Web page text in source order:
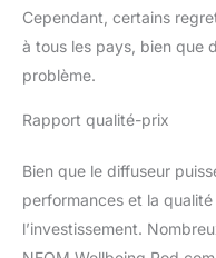
dépassant pas le
d'ajouter 5 à 10
d'huiles
En appuyant sur
parfumée sans
bien-être.
paramètres
pour sélectionner
Cependant, certains
à tous les pays, bien que
problème.
Rapport qualité-prix
Bien que le diffuseur
performances et la
l’investissement.